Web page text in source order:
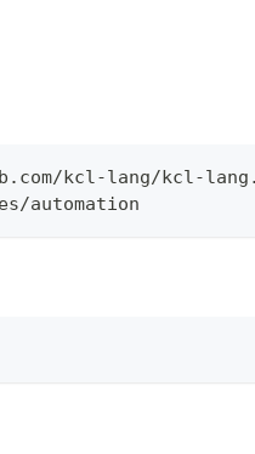
kcl-lang/kcl-
automation